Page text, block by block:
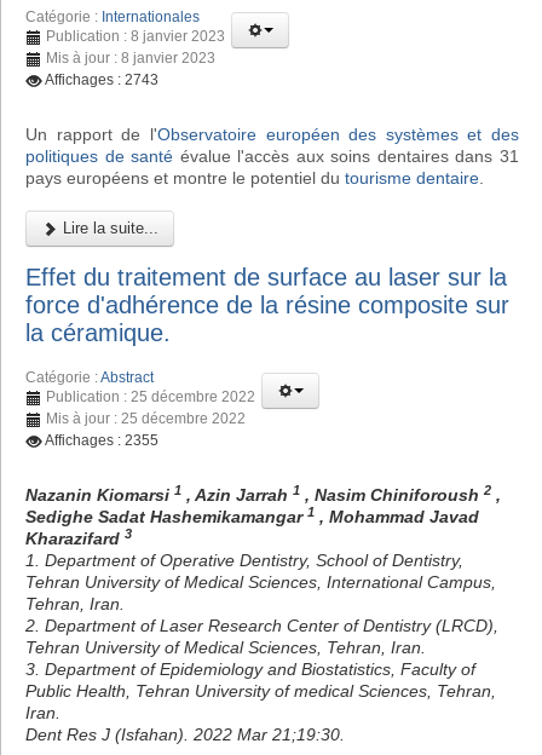
Catégorie : Internationales
Publication : 8 janvier 2023
Mis à jour : 8 janvier 2023
Affichages : 2743
Un rapport de l'Observatoire européen des systèmes et des
politiques de santé évalue l'accès aux soins dentaires dans 31
pays européens et montre le potentiel du tourisme dentaire
Lire la suite...
Effet du traitement de surface au laser sur la
force d'adhérence de la résine composite sur
la céramique.
Catégorie :Abstract
Publication : 25 décembre 2022
Mis à jour : 25 décembre 2022
Affichages : 2355
Nazanin Kiomarsi 1 , Azin Jarrah 1 , Nasim Chiniforoush 2 ,
Sedighe Sadat Hashemikamangar 1 , Mohammad Javad
Kharazifard 3
1. Department of Operative Dentistry, School of Dentistry,
Tehran University of Medical Sciences, International Campus,
Tehran, Iran.
2. Department of Laser Research Center of Dentistry (LRCD),
Tehran University of Medical Sciences, Tehran, Iran.
3. Department of Epidemiology and Biostatistics, Faculty of
Public Health, Tehran University of medical Sciences, Tehran,
Iran.
Dent Res J (Isfahan). 2022 Mar 21;19:30.